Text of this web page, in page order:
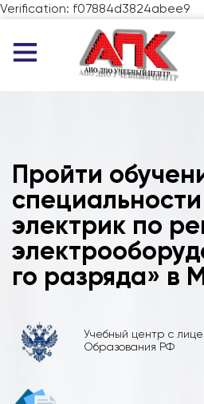
Verification: f07884d3824abee9
Пройти
электрик по
го разряда» в
Учебный центр с
Образования РФ